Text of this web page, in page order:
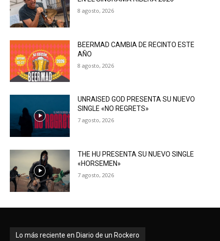
8 agosto, 2026
BEERMAD CAMBIA DE RECINTO ESTE
AÑO
8 agosto, 2026
UNRAISED GOD PRESENTA SU NUEVO
SINGLE «NO REGRETS»
7 agosto, 2026
THE HU PRESENTA SU NUEVO SINGLE
«HORSEMEN»
7 agosto, 2026
Lo más reciente en Diario de un Rockero